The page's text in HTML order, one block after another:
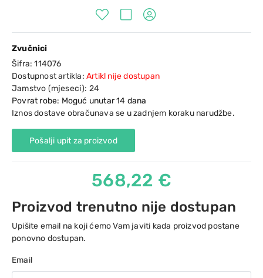
Zvučnici
Šifra:114076
Dostupnost artikla: Artikl nije dostupan
Jamstvo (mjeseci): 24
Povrat robe: Moguć unutar 14 dana
Iznos dostave obračunava se u zadnjem koraku narudžbe.
Pošalji upit za proizvod
568,22 €
Proizvod trenutno nije dostupan
Upišite email na koji ćemo Vam javiti kada proizvod postane
ponovno dostupan.
Email